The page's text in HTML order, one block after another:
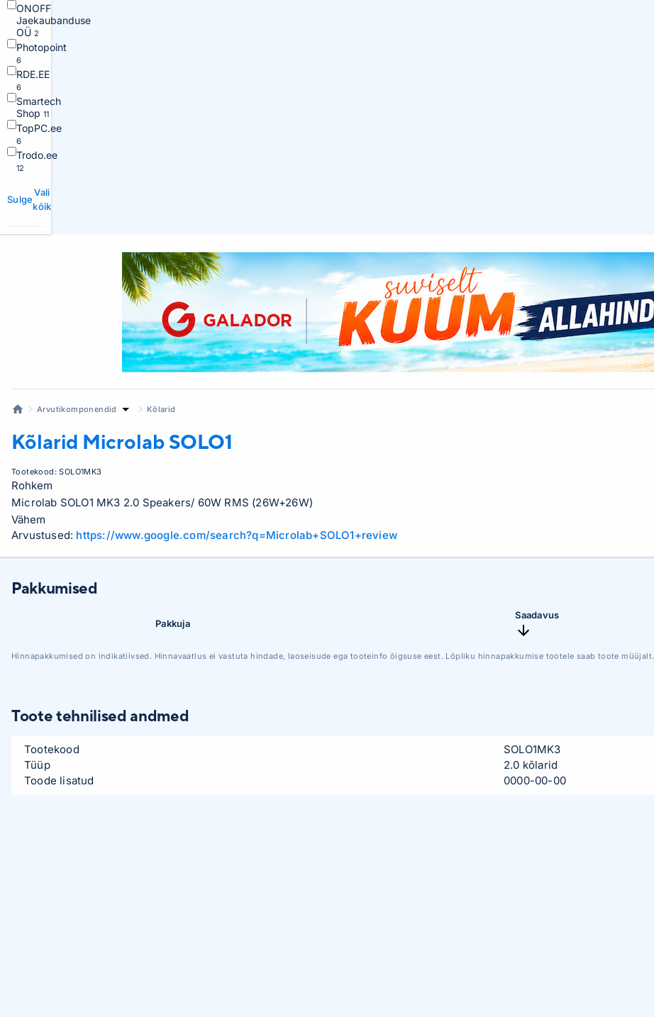
ONOFF
Jaekaubanduse
OÜ 2
Photopoint
6
RDE.EE
6
Smartech
Shop 11
TopPC.ee
6
Trodo.ee
12
Sulge
Vali
kõik
Arvutikomponendid Kõlarid
Kõlarid MicrolabSOLO1
Tootekood:SOLO1MK3
Rohkem
Microlab SOLO1 MK3 2.0 Speakers/ 60W RMS (26W+26W)
Vähem
Arvustused: https://www.google.com/search?q=Microlab+SOLO1+review
Pakkumised
Pakkuja
Saadavus
Hinnapakkumised on indikatiivsed. Hinnavaatlus ei vastuta hindade, laoseisude ega tooteinfo õigsuse eest. Lõpliku hinnapakkumise tootele saab toote müüjalt.
Toote tehnilised andmed
Tootekood
SOLO1MK3
Tüüp
2.0 kõlarid
Toode lisatud
0000-00-00